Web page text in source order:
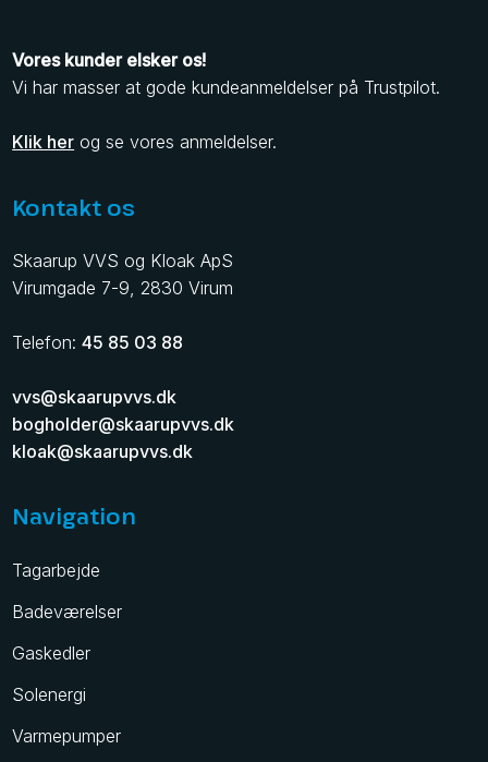
Vores kunder elsker os!
​Vi har masser at gode kundeanmeldelser på Trustpilot.
Klik her og se vores anmeldelser.
Kontakt os
Skaarup VVS og Kloak ApS
​Virumgade 7-9, 2830 Virum
Telefon:45 85 03 88
vvs@skaarupvvs.dk
bogholder@skaarupvvs.dk
kloak@skaarupvvs.dk
Navigation
Tagarbejde
Badeværelser
Gaskedler
Solenergi
Varmepumper